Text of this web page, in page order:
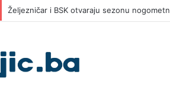
Željezničar i BSK otvaraju sezonu